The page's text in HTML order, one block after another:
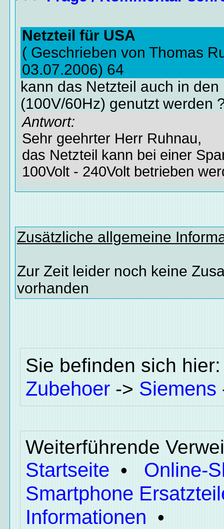
Netzteil für USA
( Geschrieben von Thomas
03.07.2006) 64
kann das Netzteil auch in den
(100V/60Hz) genutzt werden
Antwort:
Sehr geehrter Herr Ruhnau,
das Netzteil kann bei einer
100Volt - 240Volt betrieben
Zusätzliche allgemeine
Zur Zeit leider noch keine
vorhanden
Sie befinden sich
Zubehoer -> Siemens
Weiterführende
Startseite • Online-
Smartphone
Informationen •